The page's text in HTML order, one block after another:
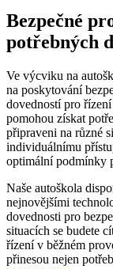
Bezpečné
potřebných‌
Ve výcviku na
⁢na‌ poskytování
dovedností pro
pomohou získat
připraveni ⁤na různé
‍individuálnímu
optimální⁣ podmínky‌
Naše ​autoškola
nejnovějšími
dovednosti pro​
situacích se budete
řízení v⁢ běžném
přinesou nejen